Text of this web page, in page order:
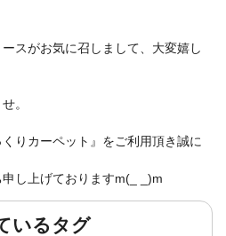
スがお気に召しまして、大変嬉し
。
りカーペット』をご利用頂き誠に
し上げておりますm(_ _)m
いるタグ